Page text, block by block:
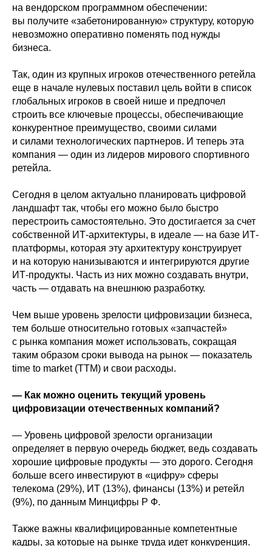
на вендорском программном обеспечении:
вы получите «забетонированную» структуру, которую
невозможно оперативно поменять под нужды
бизнеса.
Так, один из крупных игроков отечественного ретейла
еще в начале нулевых поставил цель войти в список
глобальных игроков в своей нише и предпочел
строить все ключевые процессы, обеспечивающие
конкурентное преимущество, своими силами
и силами технологических партнеров. И теперь эта
компания — один из лидеров мирового спортивного
ретейла.
Сегодня в целом актуально планировать цифровой
ландшафт так, чтобы его можно было быстро
перестроить самостоятельно. Это достигается за счет
собственной ИТ-архитектуры, в идеале — на базе ИТ-
платформы, которая эту архитектуру конструирует
и на которую нанизываются и интегрируются другие
ИТ-продукты. Часть из них можно создавать внутри,
часть — отдавать на внешнюю разработку.
Чем выше уровень зрелости цифровизации бизнеса,
тем больше относительно готовых «запчастей»
с рынка компания может использовать, сокращая
таким образом сроки вывода на рынок — показатель
time to market (ТТМ) и свои расходы.
— Как можно оценить текущий уровень
цифровизации отечественных компаний?
— Уровень цифровой зрелости организации
определяет в первую очередь бюджет, ведь создавать
хорошие цифровые продукты — это дорого. Сегодня
больше всего инвестируют в «цифру» сферы
телекома (29%), ИТ (13%), финансы (13%) и ретейл
(9%), по данным Минцифры Р Ф.
Также важны квалифицированные компетентные
кадры, за которые на рынке труда идет конкуренция.